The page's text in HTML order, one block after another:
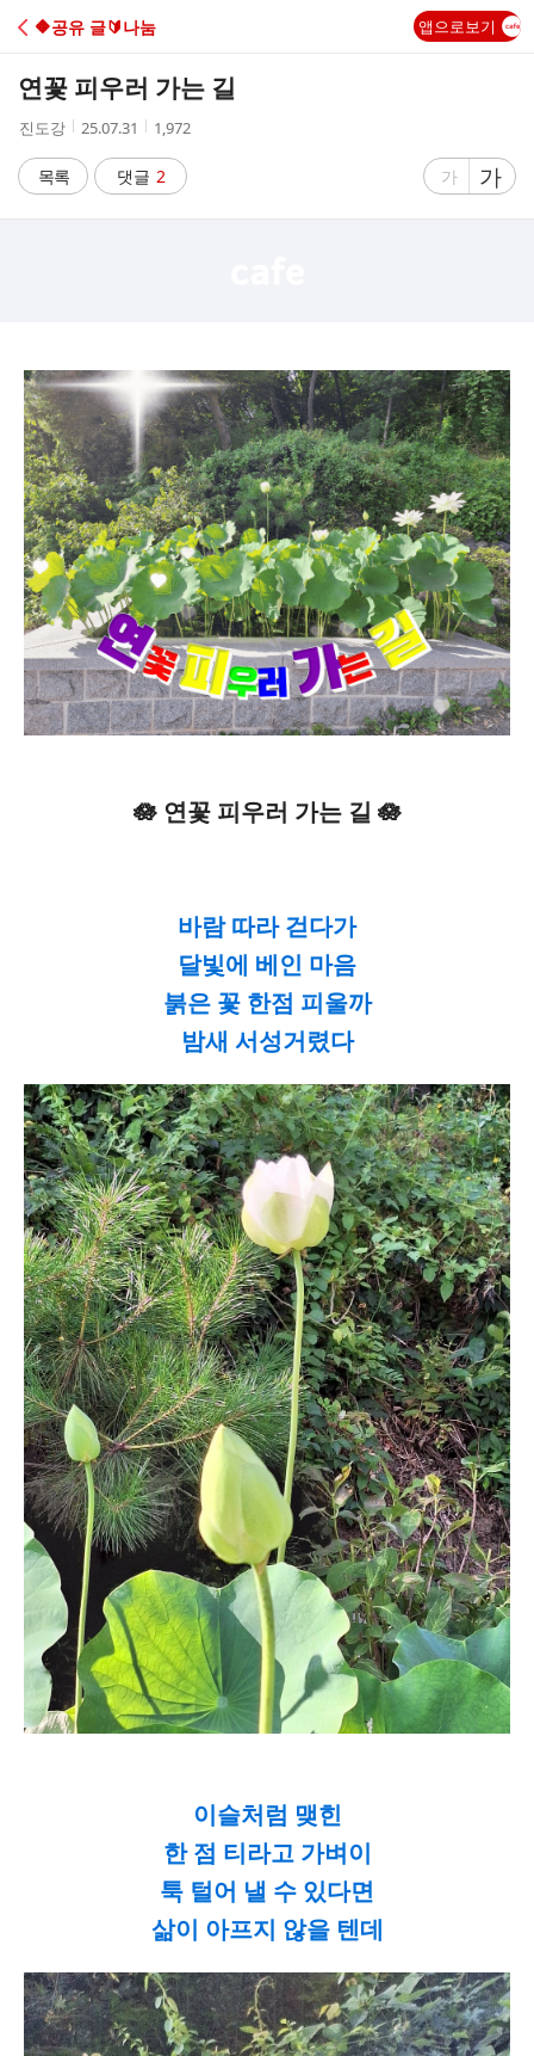
C
A
🔶️공유 글🔰나눔 앱으로보기
연꽃 피우러 가는 길
작
자
진도강
작
시
간
25.07.31
조
수
1,972
목록 댓글 2
글
가
글
자
가
🪷 연꽃 피우러 가는 길 🪷
바람 따라 걷다가
달빛에 베인 마음
붉은 꽃 한점 피울까
밤새 서성거렸다
이슬처럼 맺힌
한 점 티라고 가벼이
툭 털어 낼 수 있다면
삶이 아프지 않을 텐데